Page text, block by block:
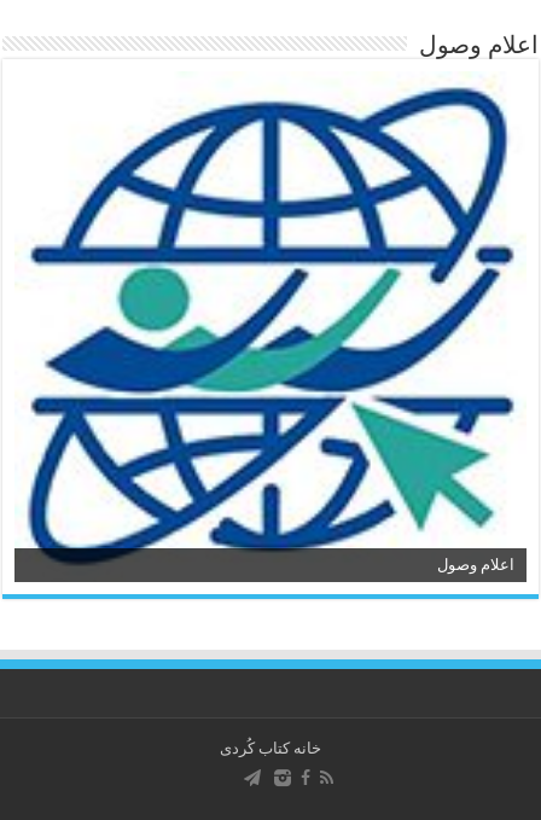
اعلام وصول
اعلام وصول
خانه کتاب كُردی